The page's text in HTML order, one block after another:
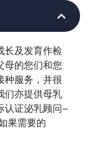
长及发育作检
母的您们和您
种服务，并很
们亦提供母乳
认证泌乳顾问–
果需要的